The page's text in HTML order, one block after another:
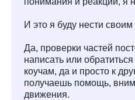
И это я буду нести
Да, проверки частей
написать или
коучам, да и просто к
получаешь помощь,
движения.